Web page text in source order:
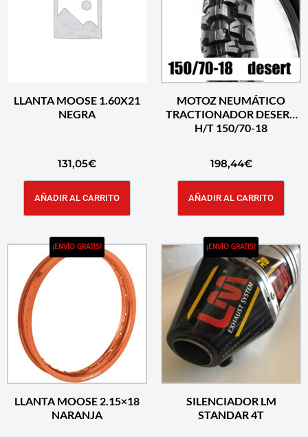
LLANTA MOOSE 1.60X21
NEGRA
131,05€
AÑADIR AL CARRITO
MOTOZ NEUMÁTICO
TRACTIONADOR DESERT
H/T 150/70-18
198,44€
AÑADIR AL CARRITO
¡ENVÍO GRATIS!
LLANTA MOOSE 2.15×18
NARANJA
¡ENVÍO GRATIS!
SILENCIADOR LM
STANDAR 4T